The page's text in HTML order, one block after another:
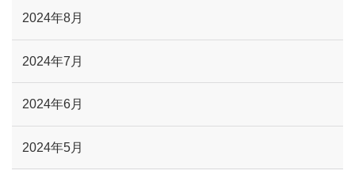
2024年8月
2024年7月
2024年6月
2024年5月